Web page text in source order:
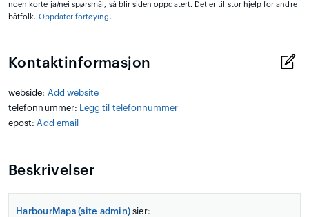
noen korte ja/nei spørsmål, så blir siden oppdatert. Det er til stor hjelp for andre
båtfolk. Oppdater fortøying .
Kontaktinformasjon
webside: Add website
telefonnummer:
Legg til telefonnummer
epost: Add email
Beskrivelser
HarbourMaps (site admin) sier: